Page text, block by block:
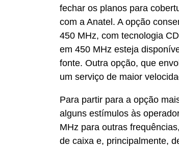
fechar os planos para
com a Anatel. A opção
450 MHz, com tecnologia
em 450 MHz esteja
fonte. Outra opção, que
um serviço de maior
Para partir para a opção
alguns estímulos às
MHz para outras
de caixa e, principalmente,